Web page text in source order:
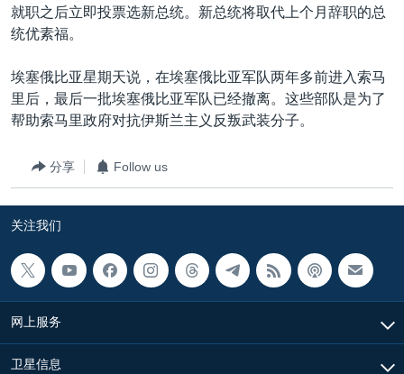
检
非洲
美洲
全球议题
军事
劳工
环境
国会报道
美中关系
美国建国250周年
埃博拉疫情
重要讲话与声明
台海两岸关系
南中国海争端
关注西藏
关注新疆
VOA今日焦点
中文广播
关注我们
就职之后立即投票选新总统。新总统将取代上个月辞职的总
统优素福。
埃塞俄比亚星期天说，在埃塞俄比亚军队两年多前进入索马
里后，最后一批埃塞俄比亚军队已经撤离。这些部队是为了
帮助索马里政府对抗伊斯兰主义反叛武装分子。
分享 Follow us
关注我们
网上服务
卫星信息